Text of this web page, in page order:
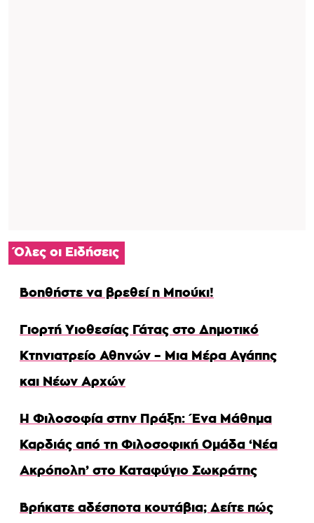
Όλες οι Ειδήσεις
Βοηθήστε να βρεθεί η Μπούκι!
Γιορτή Υιοθεσίας Γάτας στο Δημοτικό
Κτηνιατρείο Αθηνών – Μια Μέρα Αγάπης
και Νέων Αρχών
Η Φιλοσοφία στην Πράξη: Ένα Μάθημα
Καρδιάς από τη Φιλοσοφική Ομάδα ‘Νέα
Ακρόπολη’ στο Καταφύγιο Σωκράτης
Βρήκατε αδέσποτα κουτάβια; Δείτε πώς